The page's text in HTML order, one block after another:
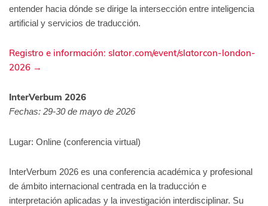
entender hacia dónde se dirige la intersección entre inteligencia
artificial y servicios de traducción.
Registro e información: slator.com/event/slatorcon-london-
2026 →
InterVerbum 2026
Fechas: 29-30 de mayo de 2026
Lugar: Online (conferencia virtual)
InterVerbum 2026 es una conferencia académica y profesional
de ámbito internacional centrada en la traducción e
interpretación aplicadas y la investigación interdisciplinar. Su